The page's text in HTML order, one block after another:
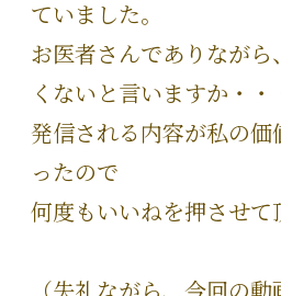
ていました。
お医者さんでありながら
くないと言いますか・・
発信される内容が私の価
ったので
何度もいいねを押させて